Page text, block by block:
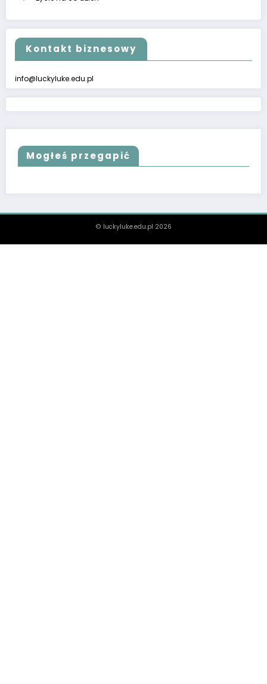
Kontakt biznesowy
info@luckyluke.edu.pl
Mogłeś przegapić
© luckyluke.edu.pl 2026